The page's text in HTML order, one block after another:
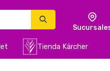
Tienda Kärcher